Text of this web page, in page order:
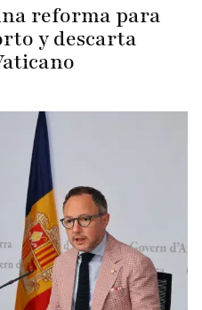
reforma para
y descarta